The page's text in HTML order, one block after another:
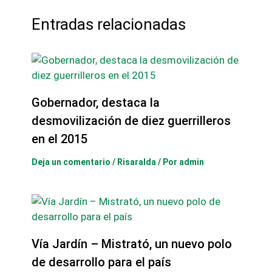
Entradas relacionadas
Gobernador, destaca la
desmovilización de diez guerrilleros
en el 2015
Deja un comentario / Risaralda / Por admin
Vía Jardín – Mistrató, un nuevo polo
de desarrollo para el país